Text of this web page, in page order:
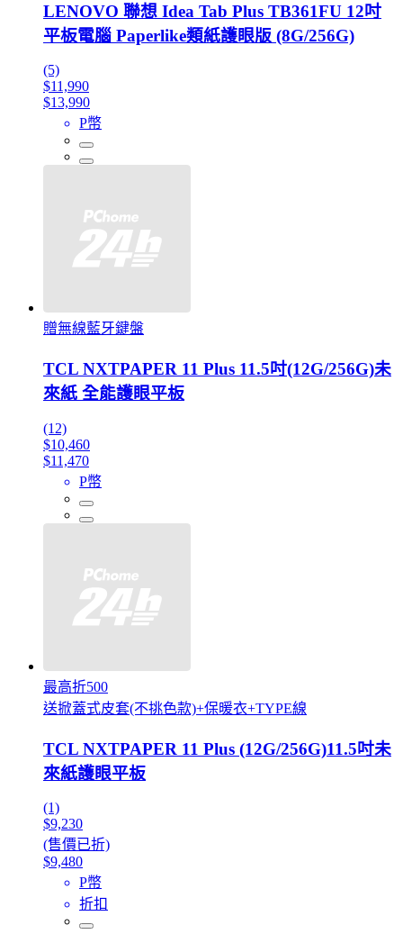
LENOVO 聯想 Idea Tab Plus TB361FU 12吋
平板電腦 Paperlike類紙護眼版 (8G/256G)
(5)
$11,990
$13,990
P幣
贈無線藍牙鍵盤
TCL NXTPAPER 11 Plus 11.5吋(12G/256G)未
來紙 全能護眼平板
(12)
$10,460
$11,470
P幣
最高折500
送掀蓋式皮套(不挑色款)+保暖衣+TYPE線
TCL NXTPAPER 11 Plus (12G/256G)11.5吋未
來紙護眼平板
(1)
$9,230
(售價已折)
$9,480
P幣
折扣